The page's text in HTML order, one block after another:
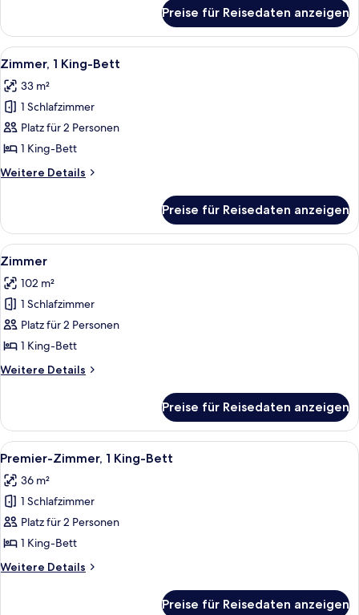
Zimmer,
2 Queen-
Betten
Preise für Reisedaten anzeigen
Alle
Fotos
für
Zimmer,
1 King-
Bett
anzeigen
Ein Hotelzimmer mit einem großen
8
Zimmer, 1 King-Bett
33 m²
1 Schlafzimmer
Platz für 2 Personen
1 King-Bett
Weitere Details
Weitere
1 King-
Bett
Preise für Reisedaten anzeigen
Alle
Fotos
für
Zimmer
anzeigen
13
Zimmer
102 m²
1 Schlafzimmer
Platz für 2 Personen
1 King-Bett
Weitere Details
Weitere
Preise für Reisedaten anzeigen
Alle
Fotos
für
Premier-
Zimmer,
1 King-
Bett
anzeigen
Ein modernes Hotelzimmer mit
8
Premier-Zimmer, 1 King-Bett
36 m²
1 Schlafzimmer
Platz für 2 Personen
1 King-Bett
Weitere Details
Weitere
Preise für Reisedaten anzeigen